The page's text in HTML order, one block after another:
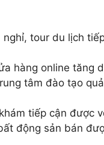
tour du lịch
hàng online tăng
tâm đào tạo
tiếp cận được
động sản bán